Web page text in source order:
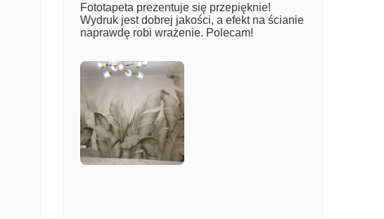
Fototapeta prezentuje się przepięknie!
Wydruk jest dobrej jakości, a efekt na ścianie
naprawdę robi wrażenie. Polecam!